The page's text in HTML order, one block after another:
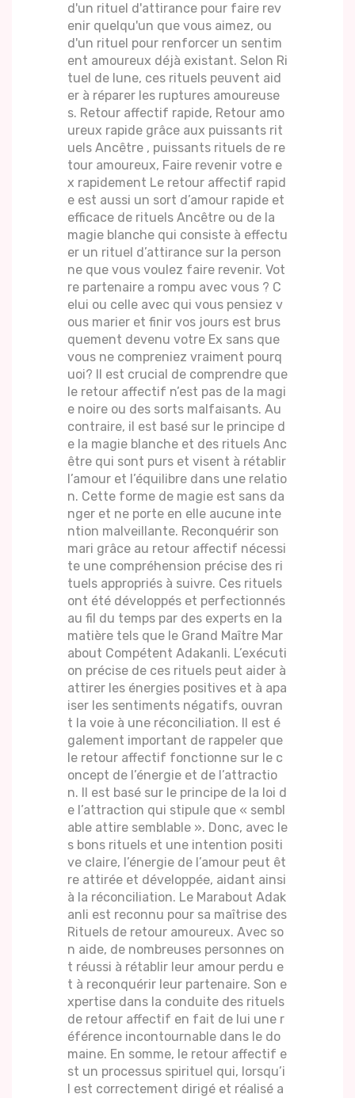
d'un rituel d'attirance pour faire rev
enir quelqu'un que vous aimez, ou
d'un rituel pour renforcer un sentim
ent amoureux déjà existant. Selon Ri
tuel de lune, ces rituels peuvent aid
er à réparer les ruptures amoureuse
s. Retour affectif rapide, Retour amo
ureux rapide grâce aux puissants rit
uels Ancêtre , puissants rituels de re
tour amoureux, Faire revenir votre e
x rapidement Le retour affectif rapid
e est aussi un sort d’amour rapide et
efficace de rituels Ancêtre ou de la
magie blanche qui consiste à effectu
er un rituel d’attirance sur la person
ne que vous voulez faire revenir. Vot
re partenaire a rompu avec vous ? C
elui ou celle avec qui vous pensiez v
ous marier et finir vos jours est brus
quement devenu votre Ex sans que
vous ne compreniez vraiment pourq
uoi? Il est crucial de comprendre que
le retour affectif n’est pas de la magi
e noire ou des sorts malfaisants. Au
contraire, il est basé sur le principe d
e la magie blanche et des rituels Anc
être qui sont purs et visent à rétablir
l’amour et l’équilibre dans une relatio
n. Cette forme de magie est sans da
nger et ne porte en elle aucune inte
ntion malveillante. Reconquérir son
mari grâce au retour affectif nécessi
te une compréhension précise des ri
tuels appropriés à suivre. Ces rituels
ont été développés et perfectionnés
au fil du temps par des experts en la
matière tels que le Grand Maître Mar
about Compétent Adakanli. L’exécuti
on précise de ces rituels peut aider à
attirer les énergies positives et à apa
iser les sentiments négatifs, ouvran
t la voie à une réconciliation. Il est é
galement important de rappeler que
le retour affectif fonctionne sur le c
oncept de l’énergie et de l’attractio
n. Il est basé sur le principe de la loi d
e l’attraction qui stipule que « sembl
able attire semblable ». Donc, avec le
s bons rituels et une intention positi
ve claire, l’énergie de l’amour peut êt
re attirée et développée, aidant ainsi
à la réconciliation. Le Marabout Adak
anli est reconnu pour sa maîtrise des
Rituels de retour amoureux. Avec so
n aide, de nombreuses personnes on
t réussi à rétablir leur amour perdu e
t à reconquérir leur partenaire. Son e
xpertise dans la conduite des rituels
de retour affectif en fait de lui une r
éférence incontournable dans le do
maine. En somme, le retour affectif e
st un processus spirituel qui, lorsqu’i
l est correctement dirigé et réalisé a